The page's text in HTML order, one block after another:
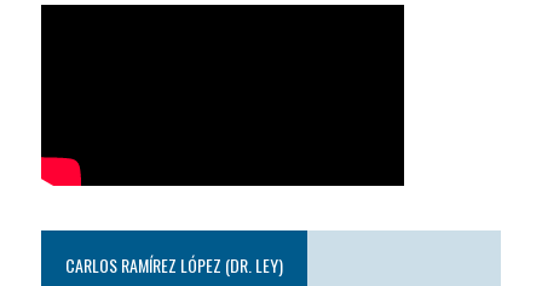
CARLOS RAMÍREZ LÓPEZ (DR. LEY)